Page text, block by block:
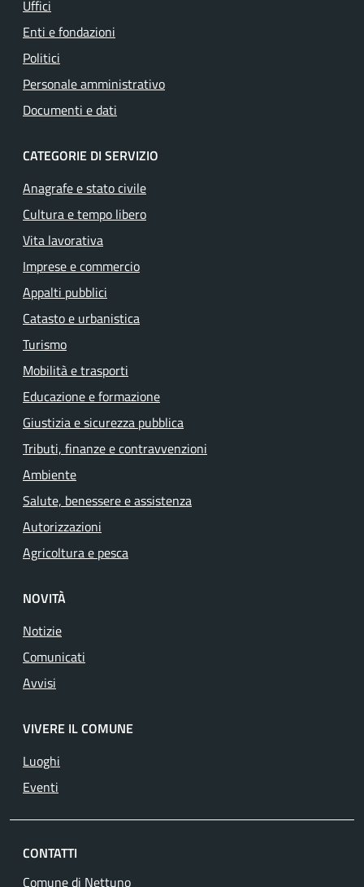
Uffici
Enti e fondazioni
Politici
Personale amministrativo
Documenti e dati
CATEGORIE DI SERVIZIO
Anagrafe e stato civile
Cultura e tempo libero
Vita lavorativa
Imprese e commercio
Appalti pubblici
Catasto e urbanistica
Turismo
Mobilità e trasporti
Educazione e formazione
Giustizia e sicurezza pubblica
Tributi, finanze e contravvenzioni
Ambiente
Salute, benessere e assistenza
Autorizzazioni
Agricoltura e pesca
NOVITÀ
Notizie
Comunicati
Avvisi
VIVERE IL COMUNE
Luoghi
Eventi
CONTATTI
Comune di Nettuno